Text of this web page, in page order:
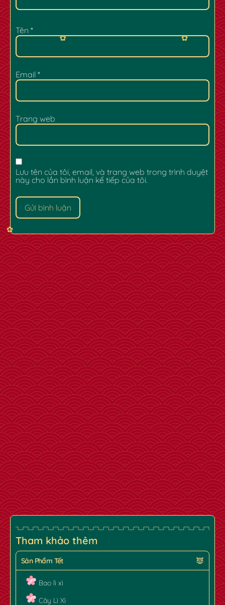
Tên *
Email *
Trang web
Lưu tên của tôi, email, và trang web trong trình duyệt
này cho lần bình luận kế tiếp của tôi.
Tham khảo thêm
Sản Phẩm Tết
Bao lì xì
Cây Lì Xì
✿
✿